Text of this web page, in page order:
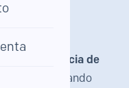
una
agencia de
años
liderando